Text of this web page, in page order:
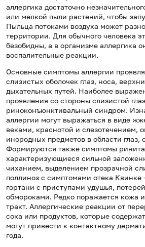
аллергика достаточно
или мелкой пыли растений, чтобы
Пыльца потоками воздуха может
территории. Для обычного человека
безобидны, а в организме аллергика
воспалительные реакции.
Основные симптомы аллергии
слизистых оболочек глаз, носа,
дыхательных путей. Наиболее
проявления со стороны слизистой
риноконъюнктивальный синдром.
аллергии могут выражаться в виде
веками, краснотой и слезотечением,
инородных предметов в области глаз,
Формируются также симптомы
характеризующиеся сильной
чиханием, выделением прозрачной
поллиноз с симптомами отека Квинке
гортани с приступами удушья,
обмороками. Редко поражается кожа
тракт. Аллергические реакции от
сока или продуктов, которые
могут привести к контактному
года.